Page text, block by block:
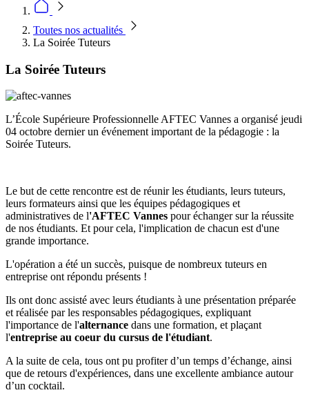
Toutes nos actualités
La Soirée Tuteurs
La Soirée Tuteurs
L’École Supérieure Professionnelle AFTEC Vannes a organisé jeudi
04 octobre dernier un événement important de la pédagogie : la
Soirée Tuteurs.
Le but de cette rencontre est de réunir les étudiants, leurs tuteurs,
leurs formateurs ainsi que les équipes pédagogiques et
administratives de l'AFTEC Vannes pour échanger sur la réussite
de nos étudiants. Et pour cela, l'implication de chacun est d'une
grande importance.
L'opération a été un succès, puisque de nombreux tuteurs en
entreprise ont répondu présents !
Ils ont donc assisté avec leurs étudiants à une présentation préparée
et réalisée par les responsables pédagogiques, expliquant
l'importance de l'alternance dans une formation, et plaçant
l'entreprise au coeur du cursus de l'étudiant.
A la suite de cela, tous ont pu profiter d’un temps d’échange, ainsi
que de retours d'expériences, dans une excellente ambiance autour
d’un cocktail.